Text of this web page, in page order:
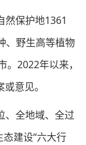
然保护地1361
、野生高等植物
2022年以来，
意见。
、全地域、全过
建设“六大行